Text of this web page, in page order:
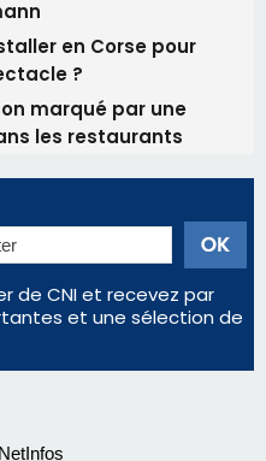
de CNI et recevez par
et une sélection de